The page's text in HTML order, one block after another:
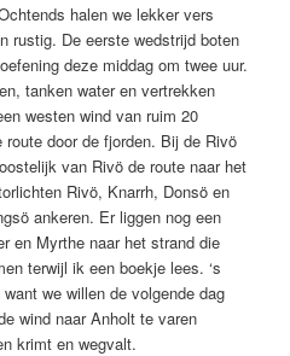
halen we lekker vers
rustig. De eerste wedstrijd boten
deze middag om twee uur.
tanken water en vertrekken
westen wind van ruim 20
door de fjorden. Bij de Rivö
van Rivö de route naar het
Rivö, Knarrh, Donsö en
ankeren. Er liggen nog een
en Myrthe naar het strand die
terwijl ik een boekje lees. ‘s
we willen de volgende dag
wind naar Anholt te varen
krimt en wegvalt.